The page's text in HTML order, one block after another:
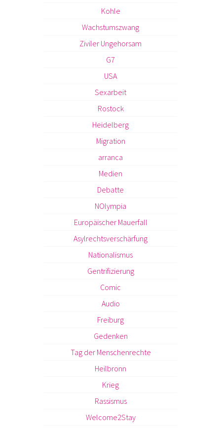
Kohle
Wachstumszwang
Ziviler Ungehorsam
G7
USA
Sexarbeit
Rostock
Heidelberg
Migration
arranca
Medien
Debatte
NOlympia
Europäischer Mauerfall
Asylrechtsverschärfung
Nationalismus
Gentrifizierung
Comic
Audio
Freiburg
Gedenken
Tag der Menschenrechte
Heilbronn
Krieg
Rassismus
Welcome2Stay